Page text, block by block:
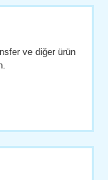
ve diğer ürün